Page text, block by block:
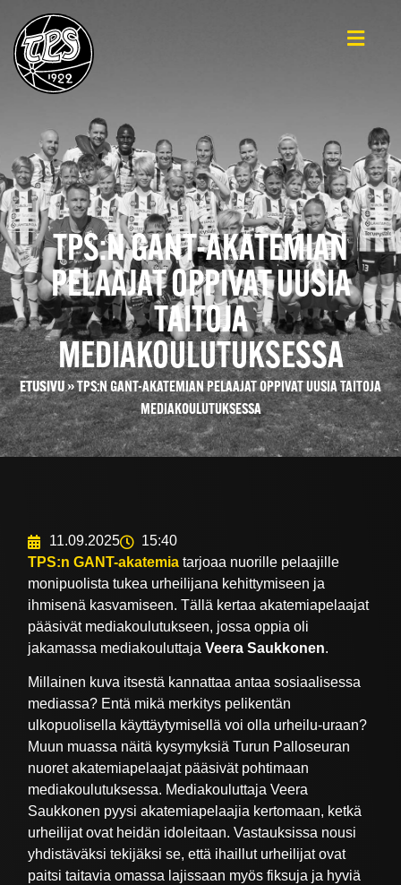
TPS:N GANT-AKATEMIAN
PELAAJAT OPPIVAT UUSIA
TAITOJA
MEDIAKOULUTUKSESSA
ETUSIVU»TPS:N GANT-AKATEMIAN PELAAJAT OPPIVAT UUSIA TAITOJA
MEDIAKOULUTUKSESSA
11.09.2025
15:40
TPS:n GANT-akatemia tarjoaa nuorille pelaajille
monipuolista tukea urheilijana kehittymiseen ja
ihmisenä kasvamiseen. Tällä kertaa akatemiapelaajat
pääsivät mediakoulutukseen, jossa oppia oli
jakamassa mediakouluttajaVeera Saukkonen.
Millainen kuva itsestä kannattaa antaa sosiaalisessa
mediassa? Entä mikä merkitys pelikentän
ulkopuolisella käyttäytymisellä voi olla urheilu-uraan?
Muun muassa näitä kysymyksiä Turun Palloseuran
nuoret akatemiapelaajat pääsivät pohtimaan
mediakoulutuksessa. Mediakouluttaja Veera
Saukkonen pyysi akatemiapelaajia kertomaan, ketkä
urheilijat ovat heidän idoleitaan. Vastauksissa nousi
yhdistäväksi tekijäksi se, että ihaillut urheilijat ovat
paitsi taitavia omassa lajissaan myös fiksuja ja hyviä